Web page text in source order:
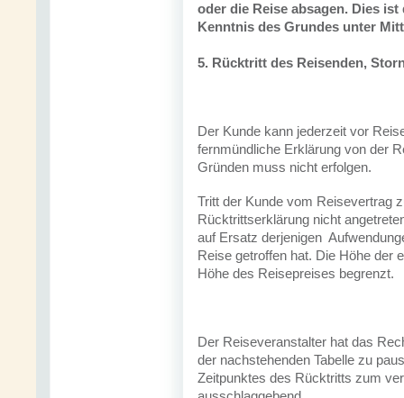
oder die Reise absagen. Dies
Kenntnis des Grundes unter
5. Rücktritt des Reisenden,
Der Kunde kann jederzeit vor
fernmündliche Erklärung von der
Gründen muss nicht erfolgen.
Tritt der Kunde vom Reisevertrag
Rücktrittserklärung nicht
auf Ersatz derjenigen
Reise getroffen hat. Die Höhe der
Höhe des Reisepreises begrenzt.
Der Reiseveranstalter hat das
der nachstehenden Tabelle zu
Zeitpunktes des Rücktritts zum